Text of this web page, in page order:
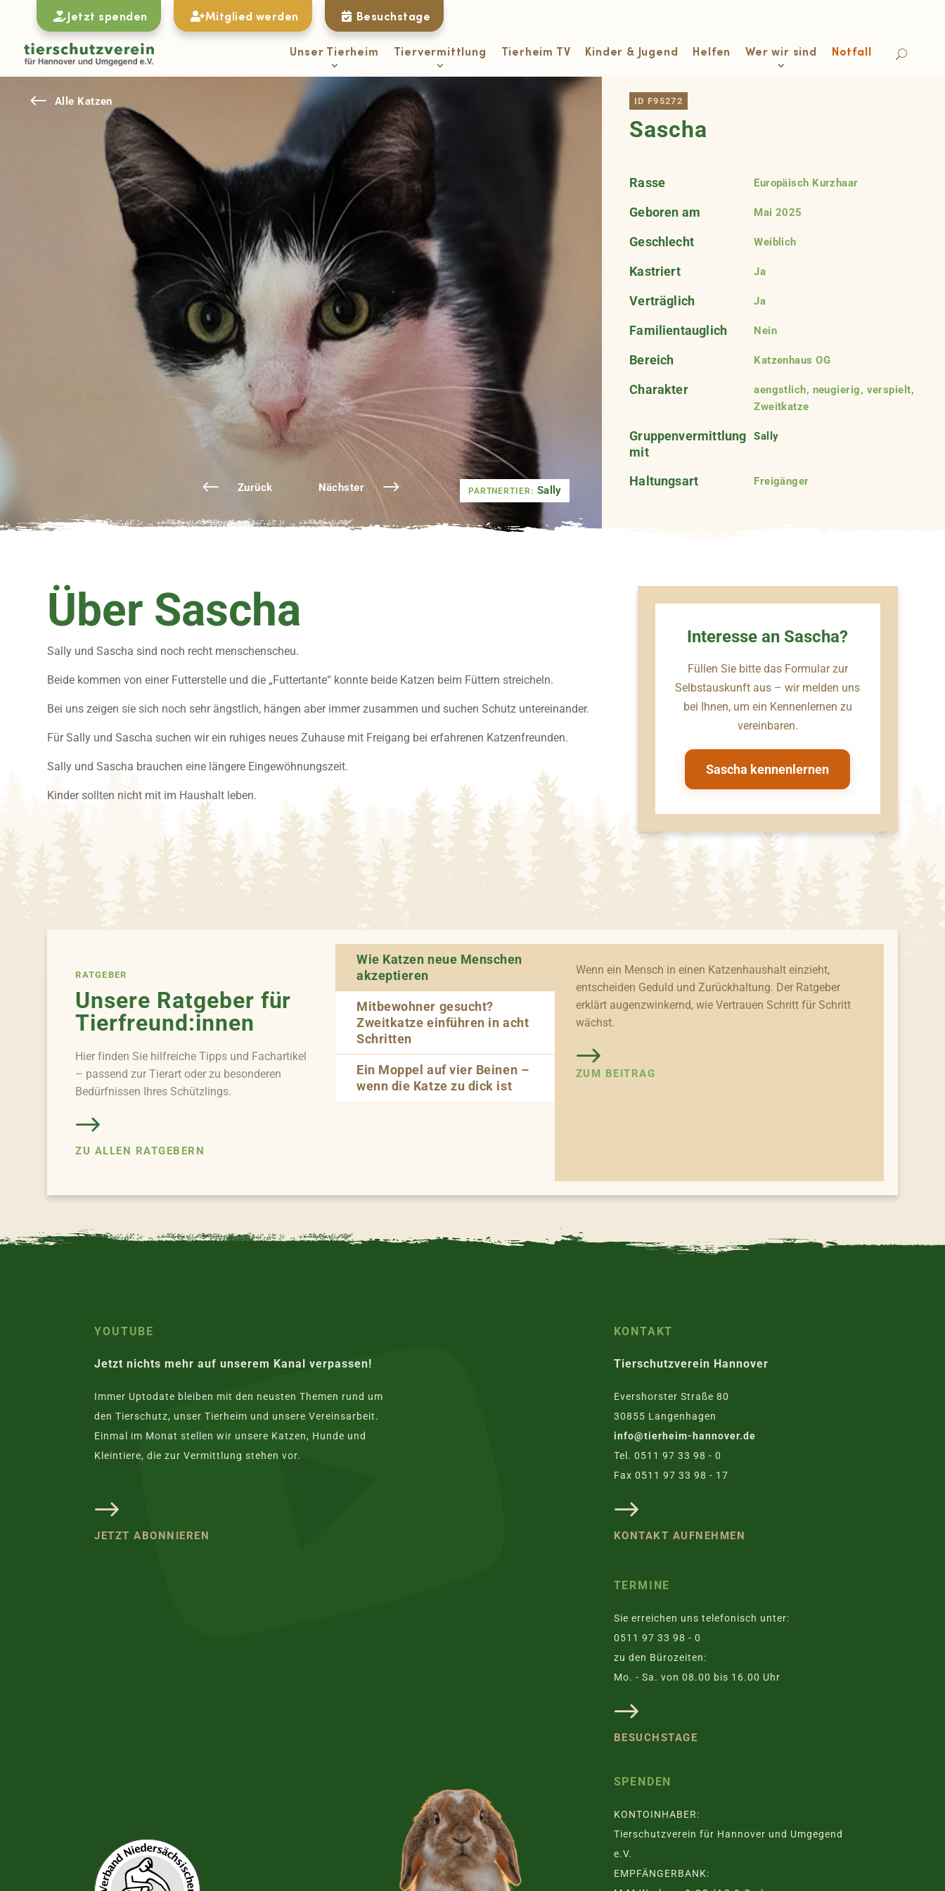
Jetzt spenden Mitglied werden Besuchstage
Unser Tierheim Tiervermittlung Tierheim TV Kinder & Jugend Helfen Wer wir sind Notfall
Zurück Nächster
# Alle Katzen
PARTNERTIER: Sally
ID F95272
Sascha
Rasse Europäisch Kurzhaar
Geboren am Mai 2025
Geschlecht Weiblich
Kastriert Ja
Verträglich Ja
Familientauglich Nein
Bereich Katzenhaus OG
Charakter
aengstlich, neugierig, verspielt,
Zweitkatze
Gruppenvermittlung
mit
Sally
Haltungsart Freigänger
Über Sascha
Sally und Sascha sind noch recht menschenscheu.
Beide kommen von einer Futterstelle und die „Futtertante“ konnte beide Katzen beim Füttern streicheln.
Bei uns zeigen sie sich noch sehr ängstlich, hängen aber immer zusammen und suchen Schutz untereinander.
Für Sally und Sascha suchen wir ein ruhiges neues Zuhause mit Freigang bei erfahrenen Katzenfreunden.
Sally und Sascha brauchen eine längere Eingewöhnungszeit.
Kinder sollten nicht mit im Haushalt leben.
Interesse an Sascha?
Füllen Sie bitte das Formular zur
Selbstauskunft aus – wir melden uns
bei Ihnen, um ein Kennenlernen zu
vereinbaren.
Sascha kennenlernen
RATGEBER
Unsere Ratgeber für
Tierfreund:innen
Hier finden Sie hilfreiche Tipps und Fachartikel
– passend zur Tierart oder zu besonderen
Bedürfnissen Ihres Schützlings.
ZU ALLEN RATGEBERN
Wie Katzen neue Menschen
akzeptieren
Mitbewohner gesucht?
Zweitkatze einführen in acht
Schritten
Ein Moppel auf vier Beinen –
wenn die Katze zu dick ist
Wenn ein Mensch in einen Katzenhaushalt einzieht,
entscheiden Geduld und Zurückhaltung. Der Ratgeber
erklärt augenzwinkernd, wie Vertrauen Schritt für Schritt
wächst.
ZUM BEITRAG
YOUTUBE
Jetzt nichts mehr auf unserem Kanal verpassen!
Immer Uptodate bleiben mit den neusten Themen rund um
den Tierschutz, unser Tierheim und unsere Vereinsarbeit.
Einmal im Monat stellen wir unsere Katzen, Hunde und
Kleintiere, die zur Vermittlung stehen vor.
JETZT ABONNIEREN
KONTAKT
Tierschutzverein Hannover
Evershorster Straße 80
30855 Langenhagen
info@tierheim-hannover.de
Tel. 0511 97 33 98 - 0
Fax 0511 97 33 98 - 17
KONTAKT AUFNEHMEN
TERMINE
Sie erreichen uns telefonisch unter:
0511 97 33 98 - 0
zu den Bürozeiten:
Mo. - Sa. von 08.00 bis 16.00 Uhr
BESUCHSTAGE
SPENDEN
KONTOINHABER:
Tierschutzverein für Hannover und Umgegend
e.V.
EMPFÄNGERBANK: